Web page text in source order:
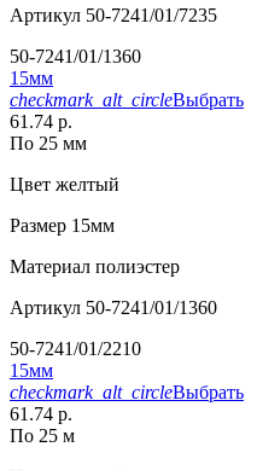
Артикул 50-7241/01/7235
50-7241/01/1360
15мм
checkmark_alt_circleВыбрать
61.74 р.
По 25 мм
Цвет желтый
Размер 15мм
Материал полиэстер
Артикул 50-7241/01/1360
50-7241/01/2210
15мм
checkmark_alt_circleВыбрать
61.74 р.
По 25 м